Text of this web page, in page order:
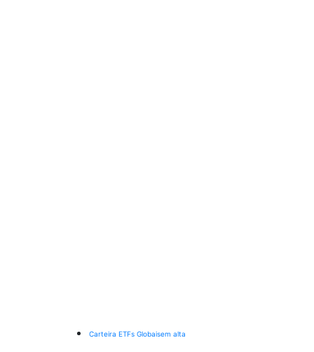
Carteira ETFs Globaisem alta